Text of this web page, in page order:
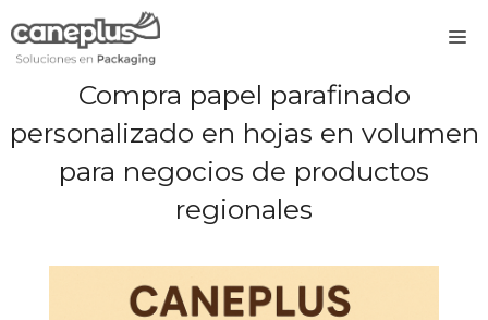
al
Compra papel parafinado
personalizado en hojas en volumen
para negocios de productos
regionales